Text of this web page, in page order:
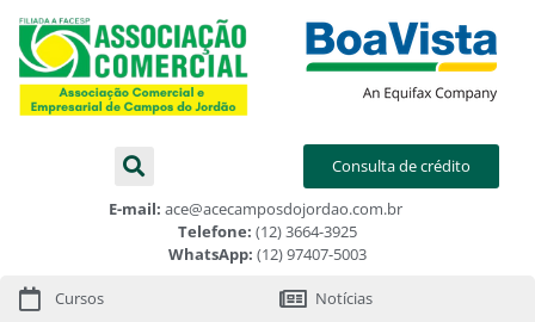
Consulta de crédito
E-mail: ace@acecamposdojordao.com.br
Telefone: (12) 3664-3925
WhatsApp: (12) 97407-5003
Cursos Notícias